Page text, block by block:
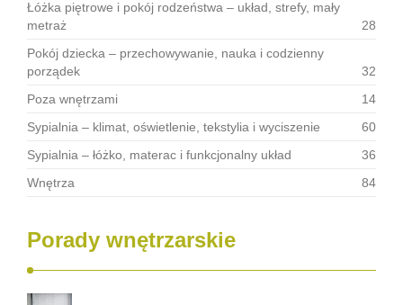
Łóżka piętrowe i pokój rodzeństwa – układ, strefy, mały
metraż
28
Pokój dziecka – przechowywanie, nauka i codzienny
porządek
32
Poza wnętrzami
14
Sypialnia – klimat, oświetlenie, tekstylia i wyciszenie
60
Sypialnia – łóżko, materac i funkcjonalny układ
36
Wnętrza
84
Porady wnętrzarskie